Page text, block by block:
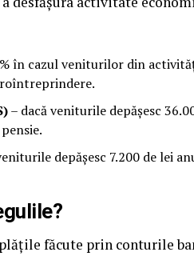
în cazul veniturilor din
– dacă veniturile depășesc
depășesc 7.200 de lei
făcute prin conturile